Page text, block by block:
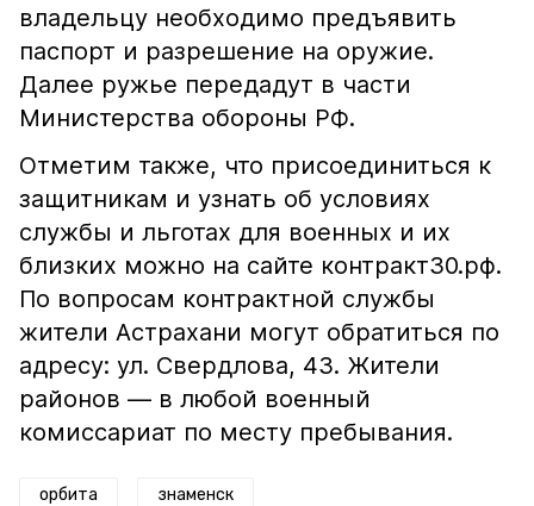
владельцу необходимо предъявить
паспорт и разрешение на оружие.
Далее ружье передадут в части
Министерства обороны РФ.
Отметим также, что присоединиться к
защитникам и узнать об условиях
службы и льготах для военных и их
близких можно на сайте контракт30.рф.
По вопросам контрактной службы
жители Астрахани могут обратиться по
адресу: ул. Свердлова, 43. Жители
районов — в любой военный
комиссариат по месту пребывания.
орбита знаменск